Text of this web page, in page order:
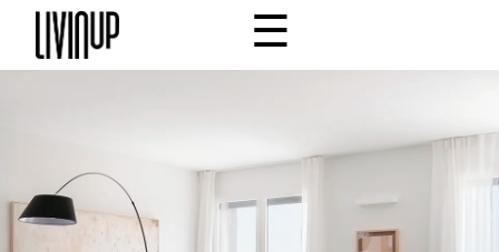
Community
Why Livinup
☰